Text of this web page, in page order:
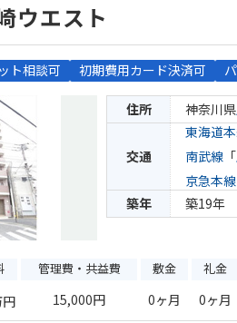
ウエスト
ト相談可 初期費用カード決済可
住所 神奈川県
交通
東海道
南武線 「
京急本線
築年
築19年
管理費・共益費 敷金 礼金
円 15,000円 0ヶ月 0ヶ月